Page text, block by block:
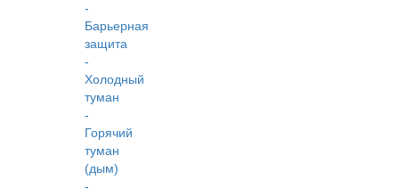
-
Барьерная
защита
-
Холодный
туман
-
Горячий
туман
(дым)
-